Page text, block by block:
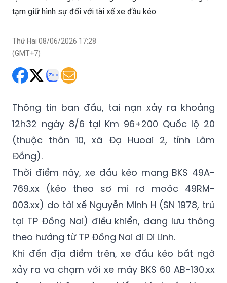
Thứ Hai 08/06/2026 17:28
Thông tin ban đầu, tai nạn xảy ra khoảng
(thuộc thôn 10, xã Đạ Huoai 2, tỉnh Lâm
Đồng).
Thời điểm này, xe đầu kéo mang BKS 49A-
769.xx (kéo theo sơ mi rơ moóc 49RM-
003.xx) do tài xế Nguyễn Minh H (SN 1978, trú
tại TP Đồng Nai) điều khiển, đang lưu thông
theo hướng từ TP Đồng Nai đi Di Linh.
Khi đến địa điểm trên, xe đầu kéo bất ngờ
xảy ra va chạm với xe máy BKS 60 AB-130.xx
đang lưu thông cùng chiều phía trước. Vụ va
chạm khiến 1 người tử vong, 1 người bị thương